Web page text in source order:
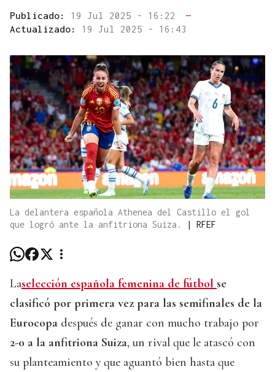
Publicado: 19 Jul 2025 - 16:22
—
Actualizado: 19 Jul 2025 - 16:43
La delantera española Athenea del Castillo el gol
que logró ante la anfitriona Suiza.
| RFEF
Laselección española femenina de fútbol se
clasificó por primera vez para las semifinales de la
Eurocopa después de ganar con mucho trabajo por
2-0 a la anfitriona Suiza, un rival que le atascó con
su planteamiento y que aguantó bien hasta que